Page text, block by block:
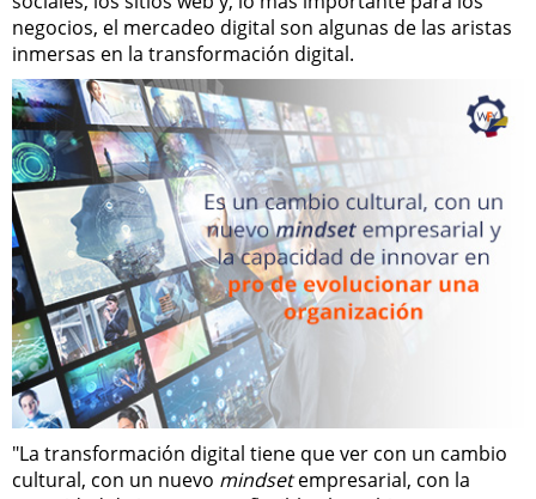
negocios, el mercadeo digital son algunas de las aristas
inmersas en la transformación digital.
"La transformación digital tiene que ver con un cambio
cultural, con un nuevo mindsetempresarial, con la